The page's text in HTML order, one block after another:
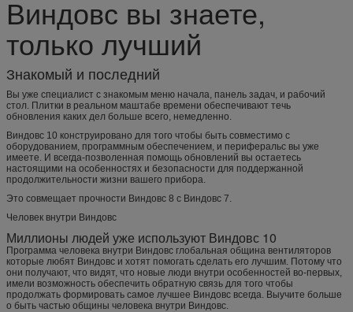
Виндовс вы знаете,
только лучший
Знакомый и последний
Вы уже специалист с знакомым меню начала, панель задач, и рабочий
стол. Плитки в реальном маштабе времени обеспечивают течь
обновления каких дел больше всего, немедленно.
Виндовс 10 конструировано для того чтобы быть совместимо с
оборудованием, программным обеспечением, и периферальс вы уже
имеете. И всегда-позволенная помощь обновлений вы остаетесь
настоящими на особенностях и безопасности для поддержанной
продолжительности жизни вашего прибора.
Это совмещает прочности Виндовс 8 с Виндовс 7.
Человек внутри Виндовс
Миллионы людей уже используют Виндовс 10
Программа человека внутри Виндовс глобальная община вентиляторов
которые любят Виндовс и хотят помогать сделать его лучшим. Потому что
они получают, что видят, что новые люди внутри особенностей во-первых,
имели возможность обеспечить обратную связь для того чтобы
продолжать формировать самое лучшее Виндовс всегда. Выучите больше
о быть частью общины человека внутри Виндовс.